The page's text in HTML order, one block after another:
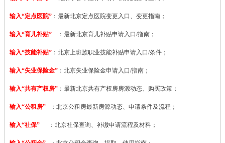
输入“定点医院” ： 最新北京定点医院变更入口、变更指南；
输入“育儿补贴” ：最新北京育儿补贴申请入口/指南；
输入“技能补贴” ： 北京上班族职业技能补贴申请入口/条件；
输入“失业保险金” ：北京失业保险金申请入口/指南；
输入“共有产权房” ：最新北京共有产权房房源动态、购买政策；
输入“公租房” ：北京公租房最新房源动态、申请条件及流程；
输入“社保” ：北京社保查询、补缴申请流程及材料；